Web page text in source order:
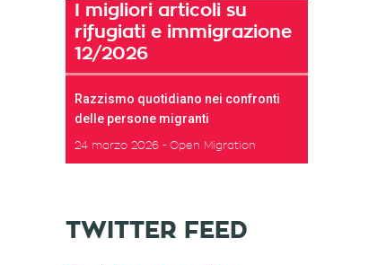
I migliori articoli su
rifugiati e immigrazione
12/2026
Razzismo quotidiano nei confronti
delle persone migranti
24 marzo 2026 Open Migration
TWITTER FEED